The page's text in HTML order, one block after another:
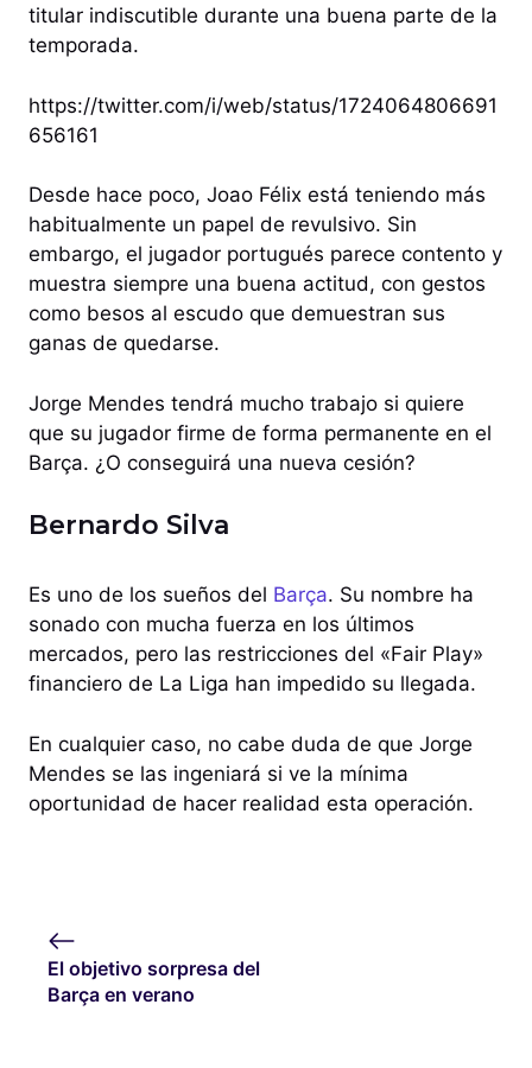
titular indiscutible durante una buena parte de la
temporada.
https://twitter.com/i/web/status/1724064806691
656161
Desde hace poco, Joao Félix está teniendo más
habitualmente un papel de revulsivo. Sin
embargo, el jugador portugués parece contento y
muestra siempre una buena actitud, con gestos
como besos al escudo que demuestran sus
ganas de quedarse.
Jorge Mendes tendrá mucho trabajo si quiere
que su jugador firme de forma permanente en el
Barça. ¿O conseguirá una nueva cesión?
Bernardo Silva
Es uno de los sueños del Barça. Su nombre ha
sonado con mucha fuerza en los últimos
mercados, pero las restricciones del «Fair Play»
financiero de La Liga han impedido su llegada.
En cualquier caso, no cabe duda de que Jorge
Mendes se las ingeniará si ve la mínima
oportunidad de hacer realidad esta operación.
El objetivo sorpresa del
Barça en verano